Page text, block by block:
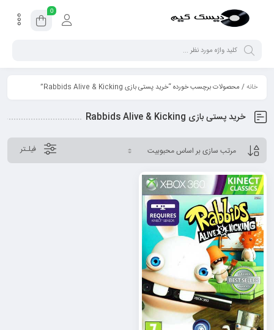
0
خانه/ محصولات برچسب خورده “خرید پستی بازی Rabbids Alive & Kicking”
خرید پستی بازی Rabbids Alive & Kicking
فیلـتر